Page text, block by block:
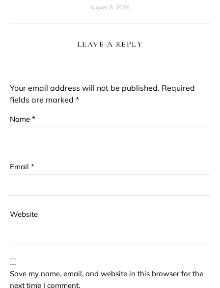
August 6, 2026
LEAVE A REPLY
Your email address will not be published. Required
fields are marked *
Name *
Email *
Website
Save my name, email, and website in this browser for the
next time I comment.